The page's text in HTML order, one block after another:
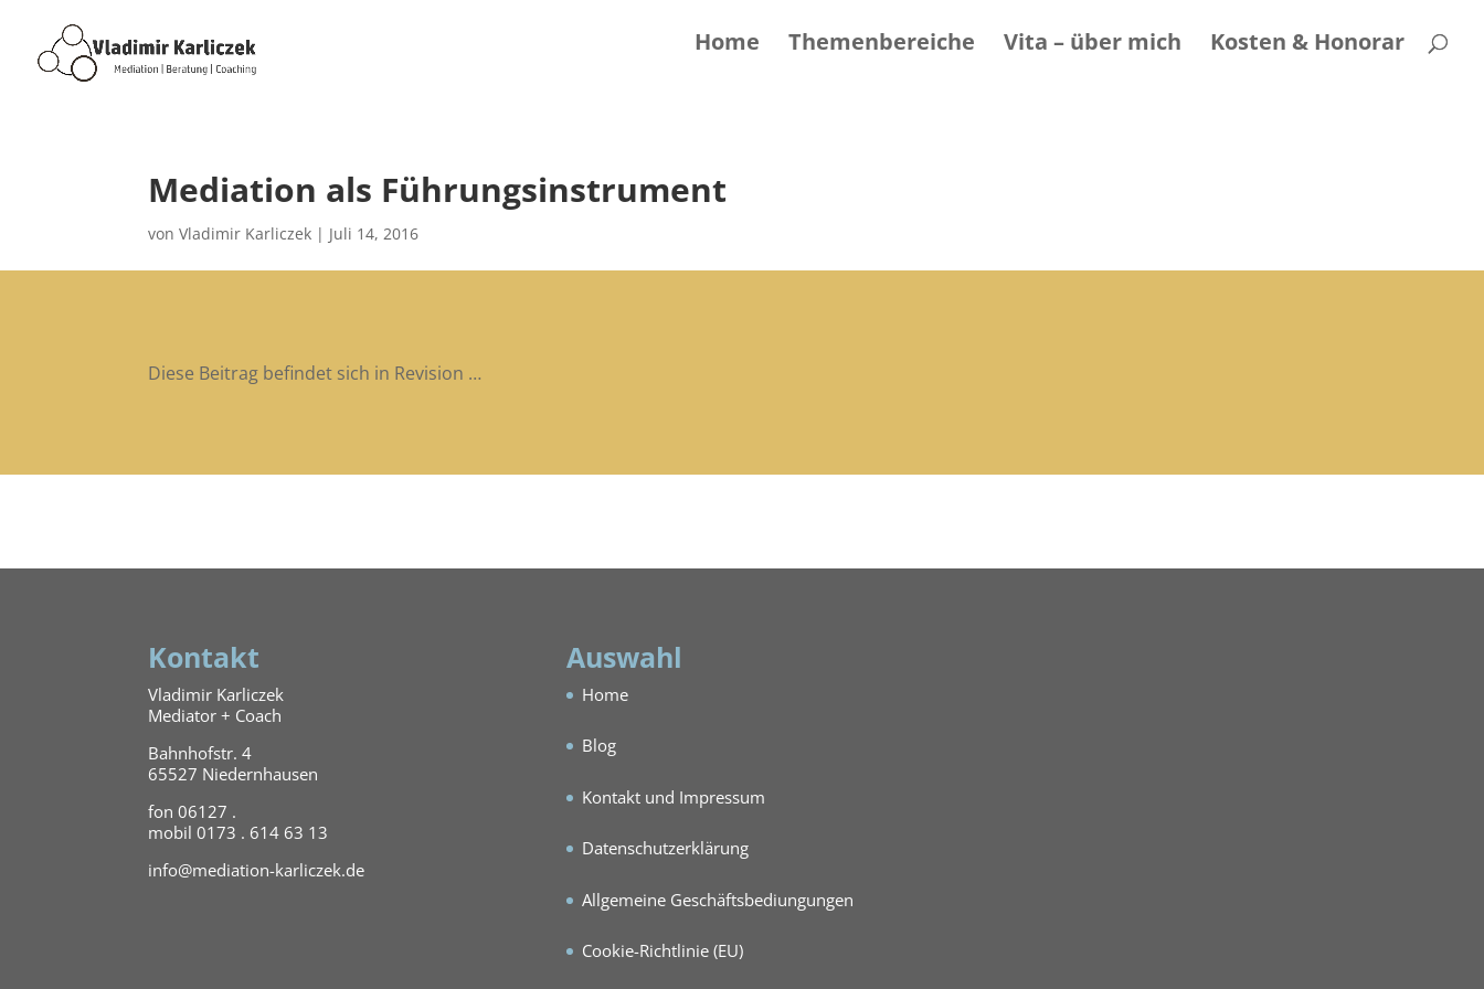
Home Themenbereiche Vita – über mich Kosten & Honorar
Mediation als Führungsinstrument
vonVladimir Karliczek | Juli 14, 2016
Diese Beitrag befindet sich in Revision …
Kontakt
Vladimir Karliczek
Mediator + Coach
Bahnhofstr. 4
65527 Niedernhausen
fon 06127 .
mobil 0173 . 614 63 13
info@mediation-karliczek.de
Auswahl
Home
Blog
Kontakt und Impressum
Datenschutzerklärung
Allgemeine Geschäftsbediungungen
Cookie-Richtlinie (EU)